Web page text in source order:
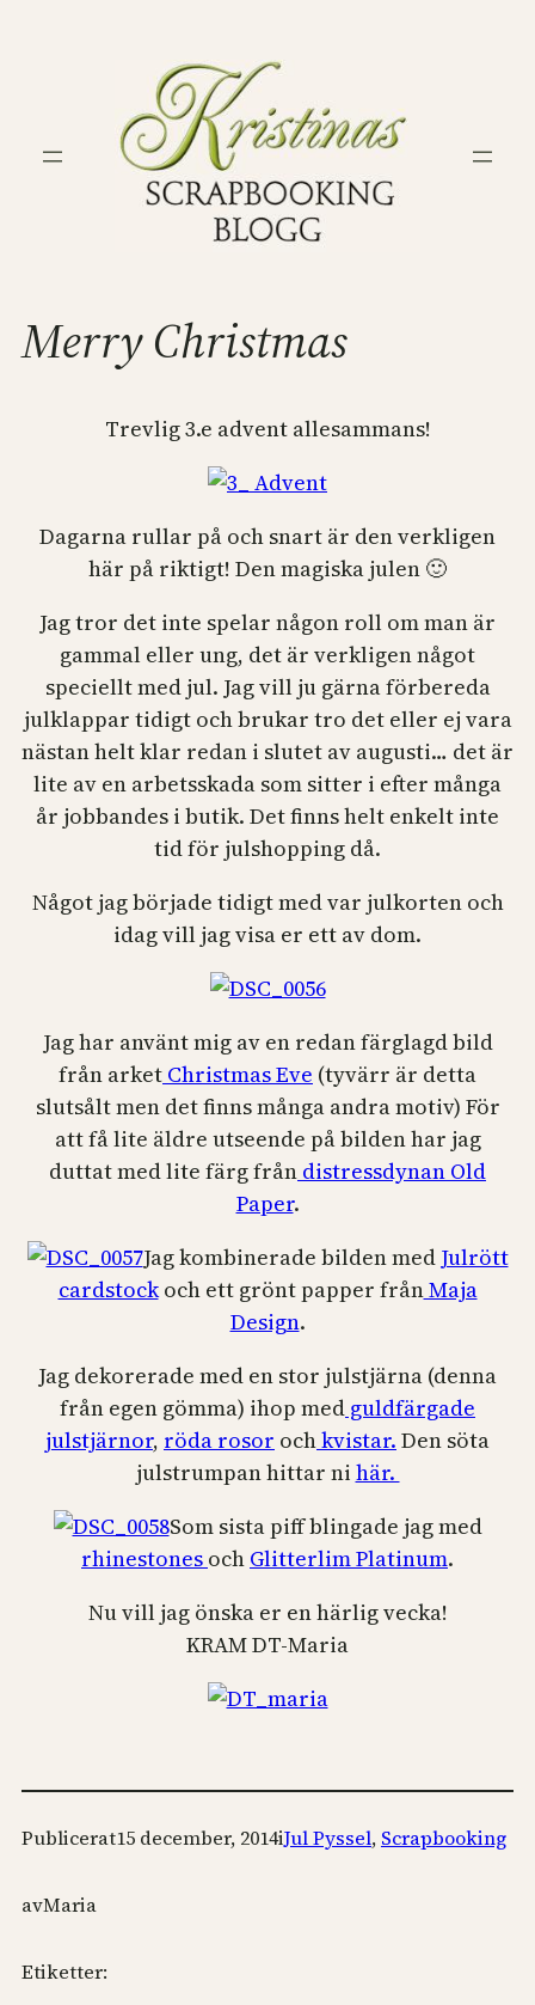
Merry Christmas
Trevlig 3.e advent allesammans!
Dagarna rullar på och snart är den verkligen
här på riktigt! Den magiska julen 🙂
Jag tror det inte spelar någon roll om man är
gammal eller ung, det är verkligen något
speciellt med jul. Jag vill ju gärna förbereda
julklappar tidigt och brukar tro det eller ej vara
nästan helt klar redan i slutet av augusti… det är
lite av en arbetsskada som sitter i efter många
år jobbandes i butik. Det finns helt enkelt inte
tid för julshopping då.
Något jag började tidigt med var julkorten och
idag vill jag visa er ett av dom.
Jag har använt mig av en redan färglagd bild
från arket Christmas Eve (tyvärr är detta
slutsålt men det finns många andra motiv) För
att få lite äldre utseende på bilden har jag
duttat med lite färg från distressdynan Old
Paper.
Jag kombinerade bilden med Julrött
cardstockoch ett grönt papper frånMaja
Design.
Jag dekorerade med en stor julstjärna (denna
från egen gömma) ihop med guldfärgade
julstjärnor, röda rosor ochkvistar. Den söta
julstrumpan hittar ni här.
Som sista piff blingade jag med
rhinestones och Glitterlim Platinum.
Nu vill jag önska er en härlig vecka!
KRAM DT-Maria
Publicerat15 december, 2014iJul Pyssel, Scrapbooking
avMaria
Etiketter: